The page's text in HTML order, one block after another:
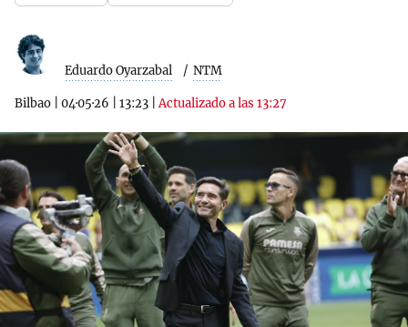
Eduardo Oyarzabal NTM
Bilbao 04·05·26 13:23 |Actualizado a las 13:27